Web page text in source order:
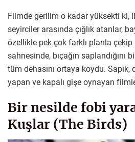
Filmde gerilim o kadar yüksekti ki,
seyirciler arasında çığlık atanlar,
özellikle pek çok farklı planla çekip
sahnesinde, bıçağın saplandığını
tüm dehasını ortaya koydu.
yapan ve kapalı gişe oynayan
Bir nesilde fobi
Kuşlar (The Birds)